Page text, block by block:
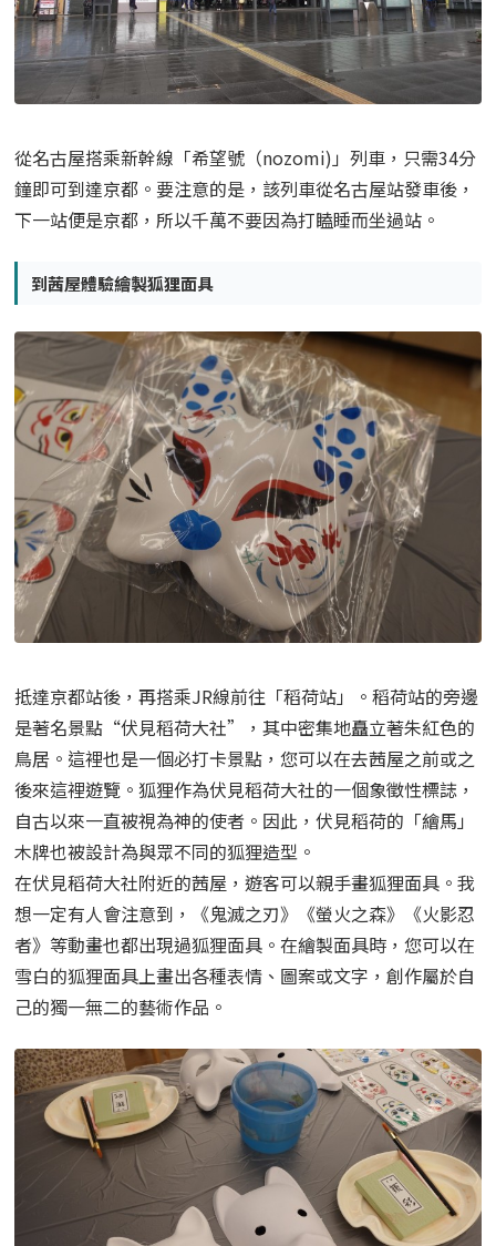
從名古屋搭乘新幹線「希望號（nozomi)」列車，只需34分
鐘即可到達京都。要注意的是，該列車從名古屋站發車後，
下一站便是京都，所以千萬不要因為打瞌睡而坐過站。
到茜屋體驗繪製狐狸面具
抵達京都站後，再搭乘JR線前往「稻荷站」。稻荷站的旁邊
是著名景點“伏見稻荷大社”，其中密集地矗立著朱紅色的
鳥居。 這裡也是一個必打卡景點，您可以在去茜屋之前或之
後來這裡遊覽。狐狸作為伏見稻荷大社的一個象徵性標誌，
自古以來一直被視為神的使者。 因此，伏見稻荷的「繪馬」
木牌也被設計為與眾不同的狐狸造型。
在伏見稻荷大社附近的茜屋，遊客可以親手畫狐狸面具。我
想一定有人會注意到，《鬼滅之刃》《螢火之森》《火影忍
者》等動畫也都出現過狐狸面具。在繪製面具時，您可以在
雪白的狐狸面具上畫出各種表情、圖案或文字，創作屬於自
己的獨一無二的藝術作品。